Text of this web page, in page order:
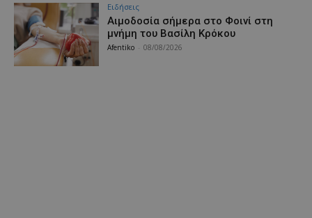
Ειδήσεις
Αιμοδοσία σήμερα στο Φοινί στη
μνήμη του Βασίλη Κρόκου
Afentiko 08/08/2026